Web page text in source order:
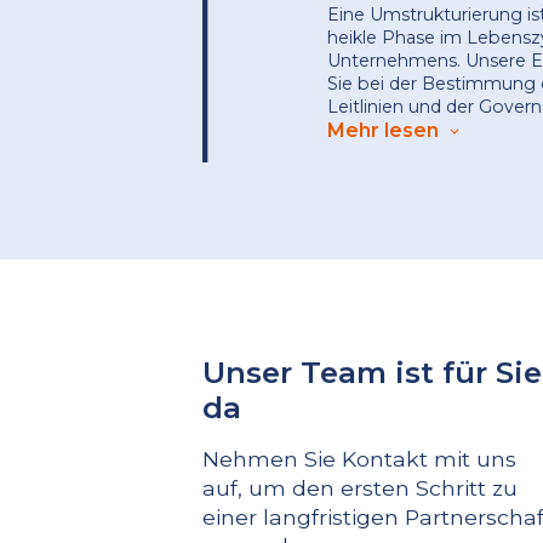
Eine Umstrukturierung
heikle Phase im
Unternehmens. Unsere
Sie bei der Bestimmung
Leitlinien und der
Unternehmens.
Schließlich erstellen wir
eine Liste der zu
neuen
Unsere Experten
Bewältigung des
eines auf Ihre
Mehr lesen
Unser Team ist für Sie
da
Nehmen Sie Kontakt mit uns
auf, um den ersten Schritt zu
einer langfristigen